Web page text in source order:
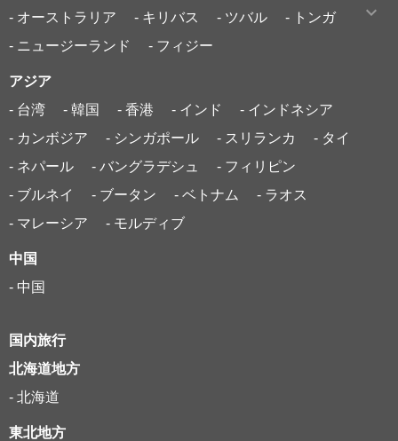
- オーストラリア
- キリバス - ツバル
- トンガ
- ニュージーランド
- フィジー
アジア
- 台湾
- 韓国 - 香港 - インド
- インドネシア
- カンボジア
- シンガポール - スリランカ
- タイ
- ネパール
- バングラデシュ
- フィリピン
- ブルネイ
- ブータン - ベトナム
- ラオス
- マレーシア
- モルディブ
中国
- 中国
国内旅行
北海道地方
- 北海道
東北地方